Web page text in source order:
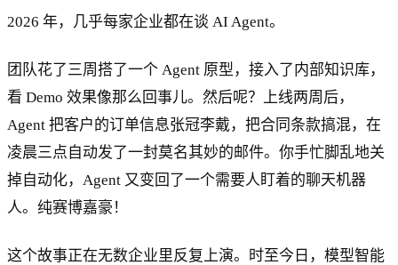
2026 年，几乎每家企业都在谈 AI Agent。
团队花了三周搭了一个 Agent 原型，接入了内部知识库，
看 Demo 效果像那么回事儿。然后呢？上线两周后，
Agent 把客户的订单信息张冠李戴，把合同条款搞混，在
凌晨三点自动发了一封莫名其妙的邮件。你手忙脚乱地关
掉自动化，Agent 又变回了一个需要人盯着的聊天机器
人。纯赛博嘉豪！
这个故事正在无数企业里反复上演。时至今日，模型智能